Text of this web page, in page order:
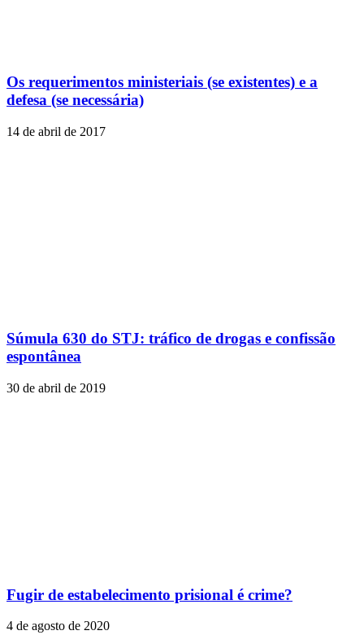
Os requerimentos ministeriais (se existentes) e a
defesa (se necessária)
14 de abril de 2017
Súmula 630 do STJ: tráfico de drogas e confissão
espontânea
30 de abril de 2019
Fugir de estabelecimento prisional é crime?
4 de agosto de 2020